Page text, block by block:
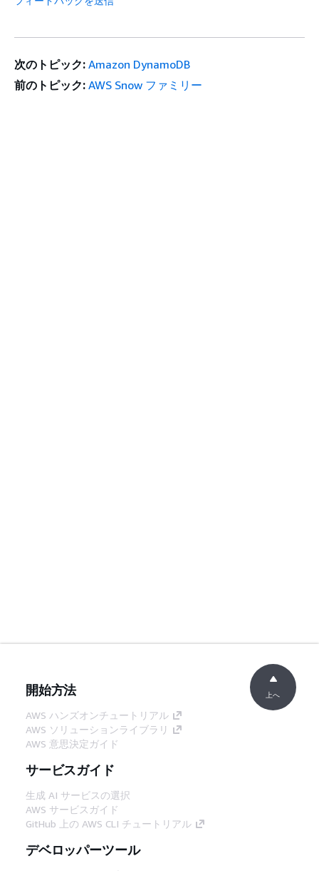
次のトピック: Amazon DynamoDB
前のトピック: AWS Snow ファミリー
開始方法
AWS ハンズオンチュートリアル
AWS ソリューションライブラリ
AWS 意思決定ガイド
サービスガイド
生成 AI サービスの選択
AWS サービスガイド
GitHub 上の AWS CLI チュートリアル
デベロッパーツール
上へ